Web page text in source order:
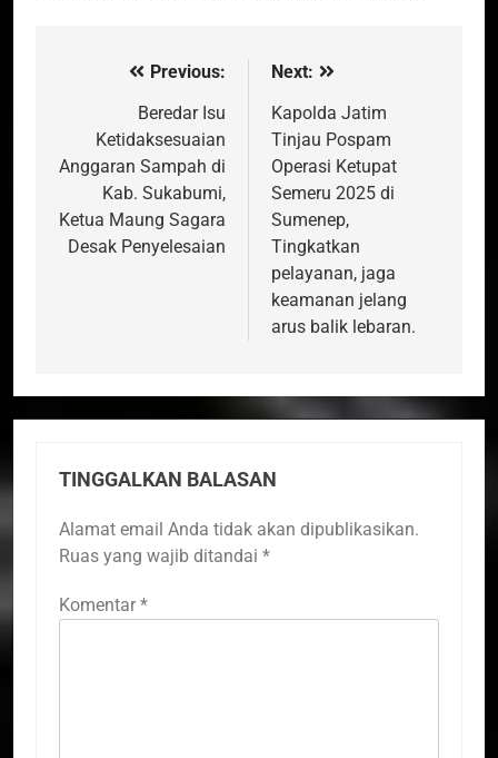
NavigasiPrevious:
Beredar Isu
Ketidaksesuaian
Anggaran Sampah di
Kab. Sukabumi,
Ketua Maung Sagara
Desak Penyelesaian
Next:
Kapolda Jatim
Tinjau Pospam
Operasi Ketupat
Semeru 2025 di
Sumenep,
Tingkatkan
pelayanan, jaga
keamanan jelang
arus balik lebaran.
TINGGALKAN BALASAN
Alamat email Anda tidak akan dipublikasikan.
Ruas yang wajib ditandai *
Komentar *